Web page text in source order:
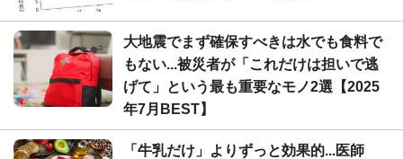
大地震でまず確保すべきは水でも食料で
もない...被災者が「これだけは担いで逃
げて」という最も重要なモノ2選【2025
年7月BEST】
「牛乳だけ」よりずっと効果的...医師